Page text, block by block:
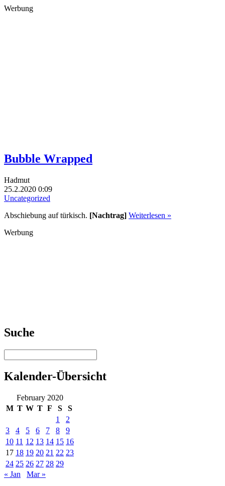
Werbung
Bubble Wrapped
Hadmut
25.2.2020 0:09
Uncategorized
Abschiebung auf türkisch. [Nachtrag] Weiterlesen »
Werbung
Suche
Kalender-Übersicht
February 2020
M T W T F S
S
1
2
3
4 5 6 7 8
9
10 11 12 13 14 15 16
17 18 19 20 21 22 23
24 25 26 27 28 29
« Jan
Mar »